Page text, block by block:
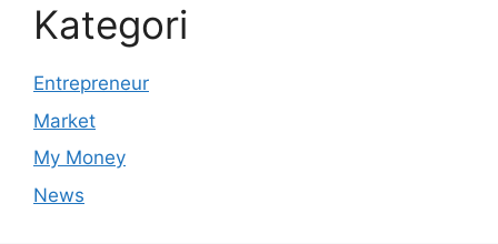
Kategori
Entrepreneur
Market
My Money
News